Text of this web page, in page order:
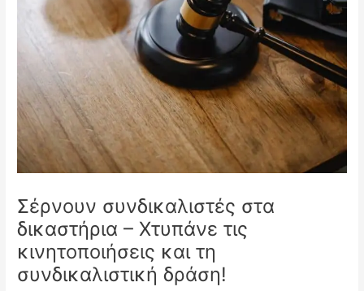
Σέρνουν συνδικαλιστές στα
δικαστήρια – Χτυπάνε τις
κινητοποιήσεις και τη
συνδικαλιστική δράση!